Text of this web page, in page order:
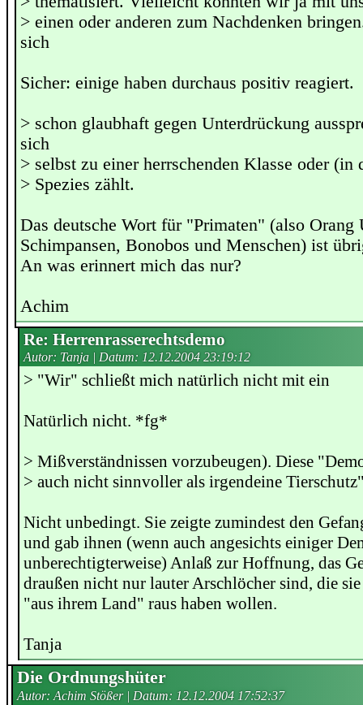
> einen oder anderen zum Nachdenken
sich
Sicher: einige haben durchaus positiv reagiert.
> schon glaubhaft gegen Unterdrückung
sich
> selbst zu einer herrschenden Klasse oder (in
> Spezies zählt.
Das deutsche Wort für "Primaten" (also Orang
Schimpansen, Bonobos und Menschen) ist
An was erinnert mich das nur?
Achim
Re: Herrenrasserechtsdemo
Autor: Tanja | Datum: 12.12.2004 23:19:12
> "Wir" schließt mich natürlich nicht mit ein
Natürlich nicht. *fg*
> Mißverständnissen vorzubeugen). Diese
> auch nicht sinnvoller als irgendeine
Nicht unbedingt. Sie zeigte zumindest den
und gab ihnen (wenn auch angesichts einiger
unberechtigterweise) Anlaß zur Hoffnung, das
draußen nicht nur lauter Arschlöcher sind, die
"aus ihrem Land" raus haben wollen.
Tanja
Die Ordnungshüter
Autor: Achim Stößer | Datum: 12.12.2004 17:52:37